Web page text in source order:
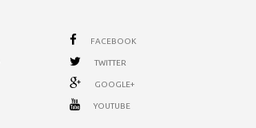
FACEBOOK
TWITTER
GOOGLE+
YOUTUBE